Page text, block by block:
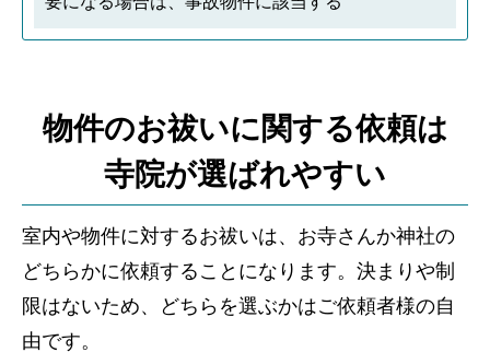
物件のお祓いに関する依頼は
寺院が選ばれやすい
室内や物件に対するお祓いは、お寺さんか神社の
どちらかに依頼することになります。決まりや制
限はないため、どちらを選ぶかはご依頼者様の自
由です。